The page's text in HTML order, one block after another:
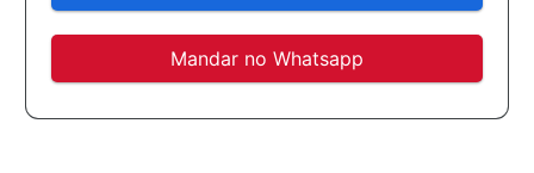
Mandar no Whatsapp